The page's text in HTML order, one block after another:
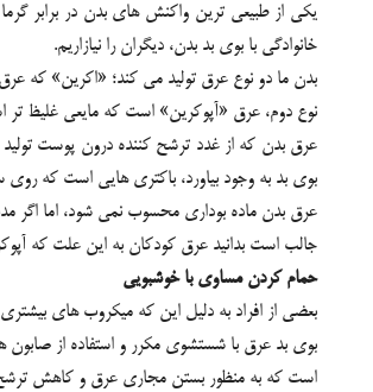
يکي از طبيعي ترين واکنش هاي بدن در برابر
خانوادگي با بوي بد بدن، ديگران را نيازاريم.
بدن ما دو نوع عرق توليد مي کند؛ «اکرين» که
نوع دوم، عرق «آپوکرين» است که مايعي غليظ
عرق بدن که از غدد ترشح کننده درون پوست
بوي بد به وجود بياورد، باکتري هايي است که
عرق بدن ماده بوداري محسوب نمي شود، اما اگر
جالب است بدانيد عرق کودکان به اين علت که
حمام کردن مساوي با خوشبويي
بعضي از افراد به دليل اين که ميکروب هاي
بوي بد عرق با شستشوي مکرر و استفاده از
است که به منظور بستن مجاري عرق و کاهش ترشح